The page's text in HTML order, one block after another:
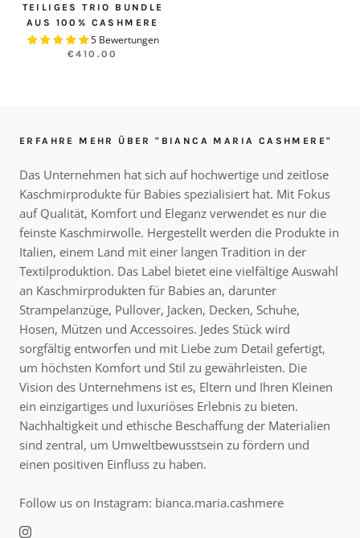
TEILIGES TRIO BUNDLE
AUS 100% CASHMERE
5 Bewertungen
€410.00
ERFAHRE MEHR ÜBER "BIANCA MARIA CASHMERE"
Das Unternehmen hat sich auf hochwertige und zeitlose
Kaschmirprodukte für Babies spezialisiert hat. Mit Fokus
auf Qualität, Komfort und Eleganz verwendet es nur die
feinste Kaschmirwolle. Hergestellt werden die Produkte in
Italien, einem Land mit einer langen Tradition in der
Textilproduktion. Das Label bietet eine vielfältige Auswahl
an Kaschmirprodukten für Babies an, darunter
Strampelanzüge, Pullover, Jacken, Decken, Schuhe,
Hosen, Mützen und Accessoires. Jedes Stück wird
sorgfältig entworfen und mit Liebe zum Detail gefertigt,
um höchsten Komfort und Stil zu gewährleisten. Die
Vision des Unternehmens ist es, Eltern und Ihren Kleinen
ein einzigartiges und luxuriöses Erlebnis zu bieten.
Nachhaltigkeit und ethische Beschaffung der Materialien
sind zentral, um Umweltbewusstsein zu fördern und
einen positiven Einfluss zu haben.
Follow us on Instagram: bianca.maria.cashmere
Erhalte exklusive Angebote und werde
Teil unserer Community!
freue dich auf exklusive Angebote,
inspirierende Neuheiten und 10 %
Bestellung.